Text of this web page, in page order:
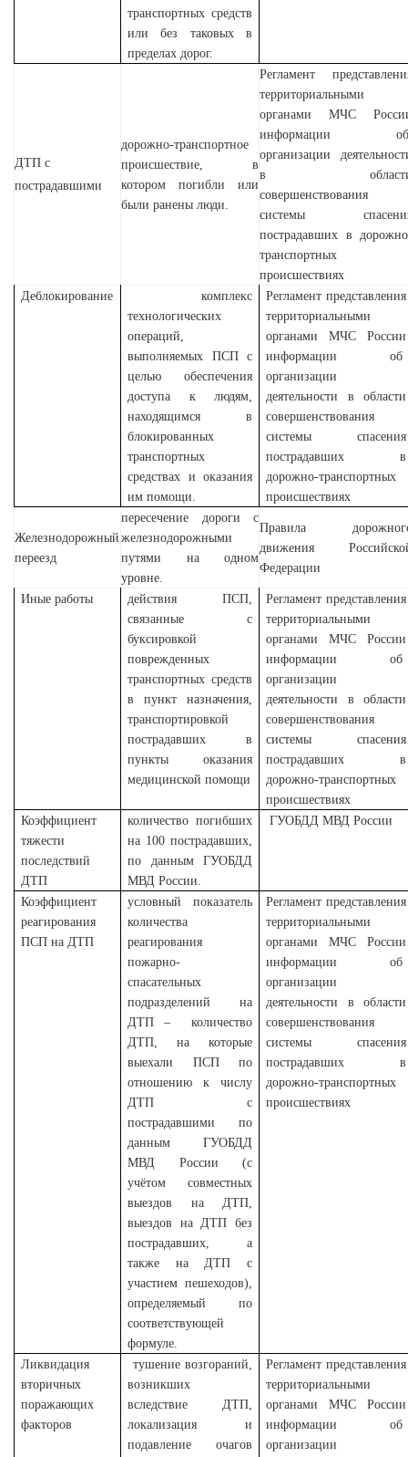
транспортных средств
или без таковых в
пределах дорог.
ДТП с
пострадавшими
дорожно-транспортное
происшествие, в
котором погибли или
были ранены люди.
Регламент
территориальными
органами МЧС
информации
организации
в
совершенствования
системы
пострадавших в
транспортных
происшествиях
Деблокирование
комплекс
технологических
операций,
выполняемых ПСП с
целью обеспечения
доступа к людям,
находящимся в
блокированных
транспортных
средствах и оказания
им помощи.
Регламент представления
территориальными
органами МЧС России
информации об
организации
деятельности в области
совершенствования
системы спасения
пострадавших в
дорожно-транспортных
происшествиях
Железнодорожный
переезд
пересечение дороги с
железнодорожными
путями на одном
уровне.
Правила
движения
Федерации
Иные работы
действия ПСП,
связанные с
буксировкой
поврежденных
транспортных средств
в пункт назначения,
транспортировкой
пострадавших в
пункты оказания
медицинской помощи
Регламент представления
территориальными
органами МЧС России
информации об
организации
деятельности в области
совершенствования
системы спасения
пострадавших в
дорожно-транспортных
происшествиях
Коэффициент
тяжести
последствий
ДТП
количество погибших
на 100 пострадавших,
по данным ГУОБДД
МВД России.
ГУОБДД МВД России
Коэффициент
реагирования
ПСП на ДТП
условный показатель
количества
реагирования
пожарно-
спасательных
подразделений на
ДТП – количество
ДТП, на которые
выехали ПСП по
отношению к числу
ДТП с
пострадавшими по
данным ГУОБДД
МВД России (с
учётом совместных
выездов на ДТП,
выездов на ДТП без
пострадавших, а
также на ДТП с
участием пешеходов),
определяемый по
соответствующей
формуле.
Регламент представления
территориальными
органами МЧС России
информации об
организации
деятельности в области
совершенствования
системы спасения
пострадавших в
дорожно-транспортных
происшествиях
Ликвидация
вторичных
поражающих
факторов
тушение возгораний,
возникших
вследствие ДТП,
локализация и
подавление очагов
Регламент представления
территориальными
органами МЧС России
информации об
организации